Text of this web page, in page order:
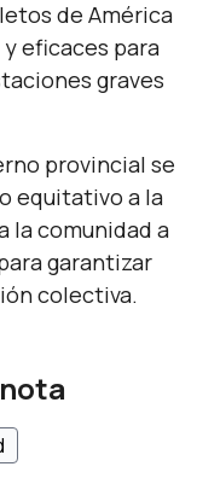
de América
y eficaces para
graves
provincial se
equitativo a la
la comunidad a
garantizar
colectiva.